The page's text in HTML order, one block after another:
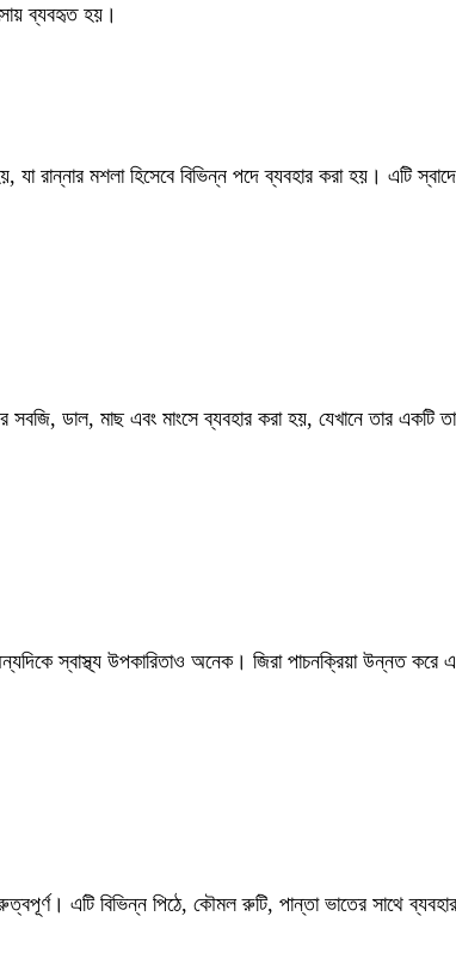
ব্যবহৃত হয়।
রান্নার মশলা হিসেবে বিভিন্ন পদে ব্যবহার করা হয়। এটি
সবজি, ডাল, মাছ এবং মাংসে ব্যবহার করা হয়, যেখানে তার
স্বাস্থ্য উপকারিতাও অনেক। জিরা পাচনক্রিয়া উন্নত
এটি বিভিন্ন পিঠে, কৌমল রুটি, পান্তা ভাতের সাথে